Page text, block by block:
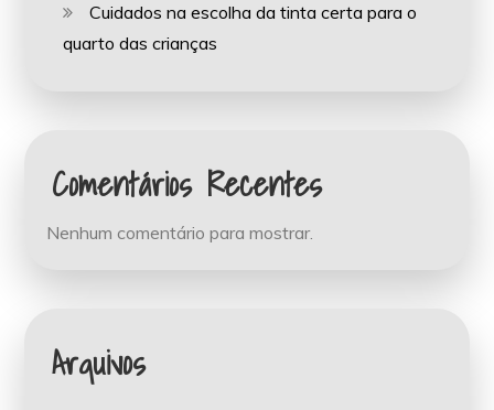
Cuidados na escolha da tinta certa para o
quarto das crianças
Comentários Recentes
Nenhum comentário para mostrar.
Arquivos